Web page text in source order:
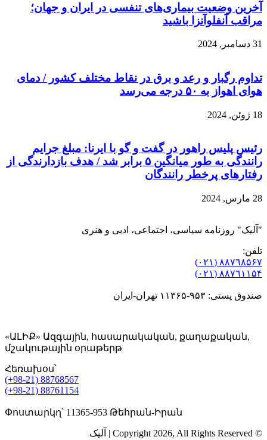
آخرین وضعیت بیماری‌های تنفسی در ایران و جهان؛
مراقب آنفلوآنزا باشید
31 دسامبر, 2024
تداوم رگبار و رعد و برق در نقاط مختلف کشور / دمای
هوای اهواز به ۵۰ درجه می‌رسد
18 ژوئن, 2024
رئیس پلیس راهور در گفت و گو با ایرنا: مبلغ جرایم
رانندگی به طور میانگین ۵ برابر شد / هدف بازدارندگی از
رفتارهای پرخطر رانندگان
28 مارس, 2024
"آلیک" روزنامه سیاسی، اجتماعی، ادبی و هنری
تلفن:
٨۸٧٦٨۵۶۷ (٠٢١)
٨۸٧٦۱۱۵۴ (٠٢١)
صندوق پستی: ۹۵۳-۱۱۳۶۵ تهران-ایران
«ԱԼԻՔ» Ազգային, հասարակական, քաղաքական,
մշակութային օրաթերթ
Հեռախօս՝
(+98-21) 88768567
(+98-21) 88761154
Փոստարկղ՝ 11365-953 Թեհրան-Իրան
© Copyright 2026, All Rights Reserved | آلیک